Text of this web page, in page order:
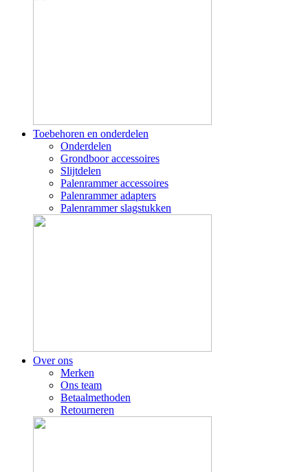
Toebehoren en onderdelen
Onderdelen
Grondboor accessoires
Slijtdelen
Palenrammer accessoires
Palenrammer adapters
Palenrammer slagstukken
Over ons
Merken
Ons team
Betaalmethoden
Retourneren